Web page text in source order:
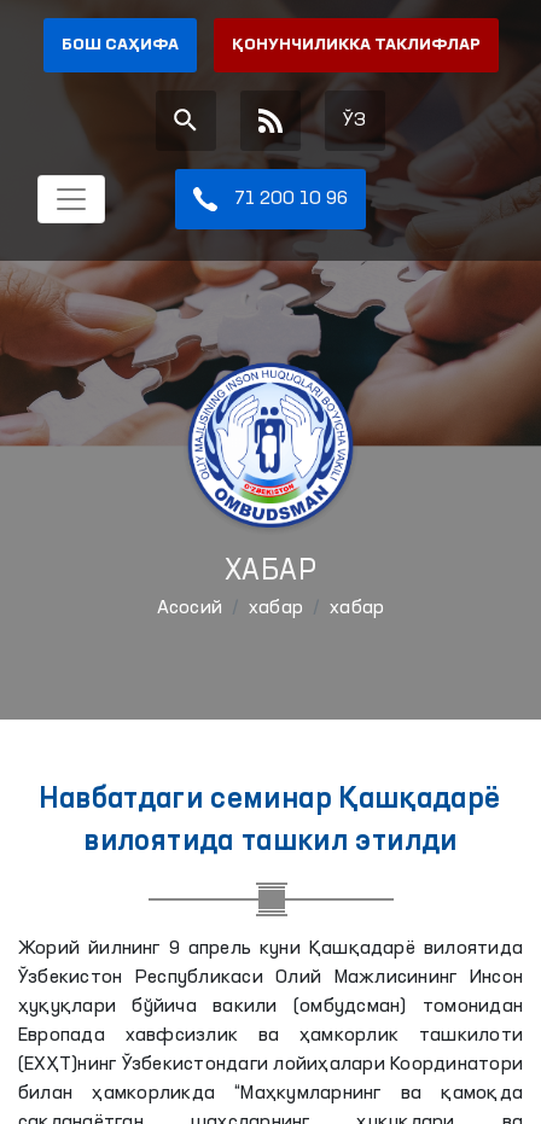
БОШ САҲИФА ҚОНУНЧИЛИККА ТАКЛИФЛАР
ЎЗ
71 200 10 96
ХАБАР
Aсосий хабар хабар
Навбатдаги семинар Қашқадарё
вилоятида ташкил этилди
Жорий йилнинг 9 апрель куни Қашқадарё вилоятида
Ўзбекистон Республикаси Олий Мажлисининг Инсон
ҳуқуқлари бўйича вакили (омбудсман) томонидан
Европада хавфсизлик ва ҳамкорлик ташкилоти
(ЕХҲТ)нинг Ўзбекистондаги лойиҳалари Координатори
билан ҳамкорликда “Маҳкумларнинг ва қамоқда